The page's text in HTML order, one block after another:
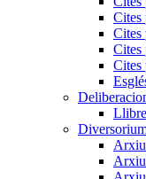
Cites
Cites
Cites
Cites